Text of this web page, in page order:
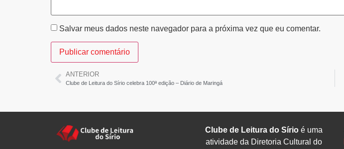
Salvar meus dados neste navegador para a próxima vez que eu comentar.
ANTERIOR
Clube de Leitura do Sírio celebra 100ª edição – Diário de Maringá
Clube de Leitura do Sírio é uma
atividade da Diretoria Cultural do